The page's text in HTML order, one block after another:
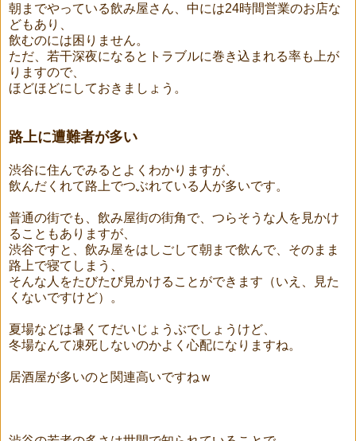
朝までやっている飲み屋さん、中には24時間営業のお店な
どもあり、
飲むのには困りません。
ただ、若干深夜になるとトラブルに巻き込まれる率も上が
りますので、
ほどほどにしておきましょう。
路上に遭難者が多い
渋谷に住んでみるとよくわかりますが、
飲んだくれて路上でつぶれている人が多いです。
普通の街でも、飲み屋街の街角で、つらそうな人を見かけ
ることもありますが、
渋谷ですと、飲み屋をはしごして朝まで飲んで、そのまま
路上で寝てしまう、
そんな人をたびたび見かけることができます（いえ、見た
くないですけど）。
夏場などは暑くてだいじょうぶでしょうけど、
冬場なんて凍死しないのかよく心配になりますね。
居酒屋が多いのと関連高いですねｗ